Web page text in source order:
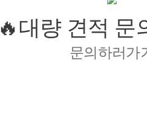
🔥대량 견적 문
문의하러가